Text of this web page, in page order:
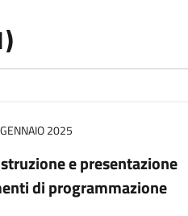
2025
e presentazione
di programmazione